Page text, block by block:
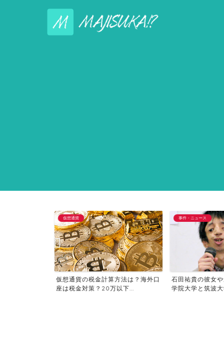
仮想通貨
仮想通貨の税金計算方法は？海外口
座は税金対策？20万以下...
事件・ニュース
石田祐貴の彼女
学院大学と筑波大